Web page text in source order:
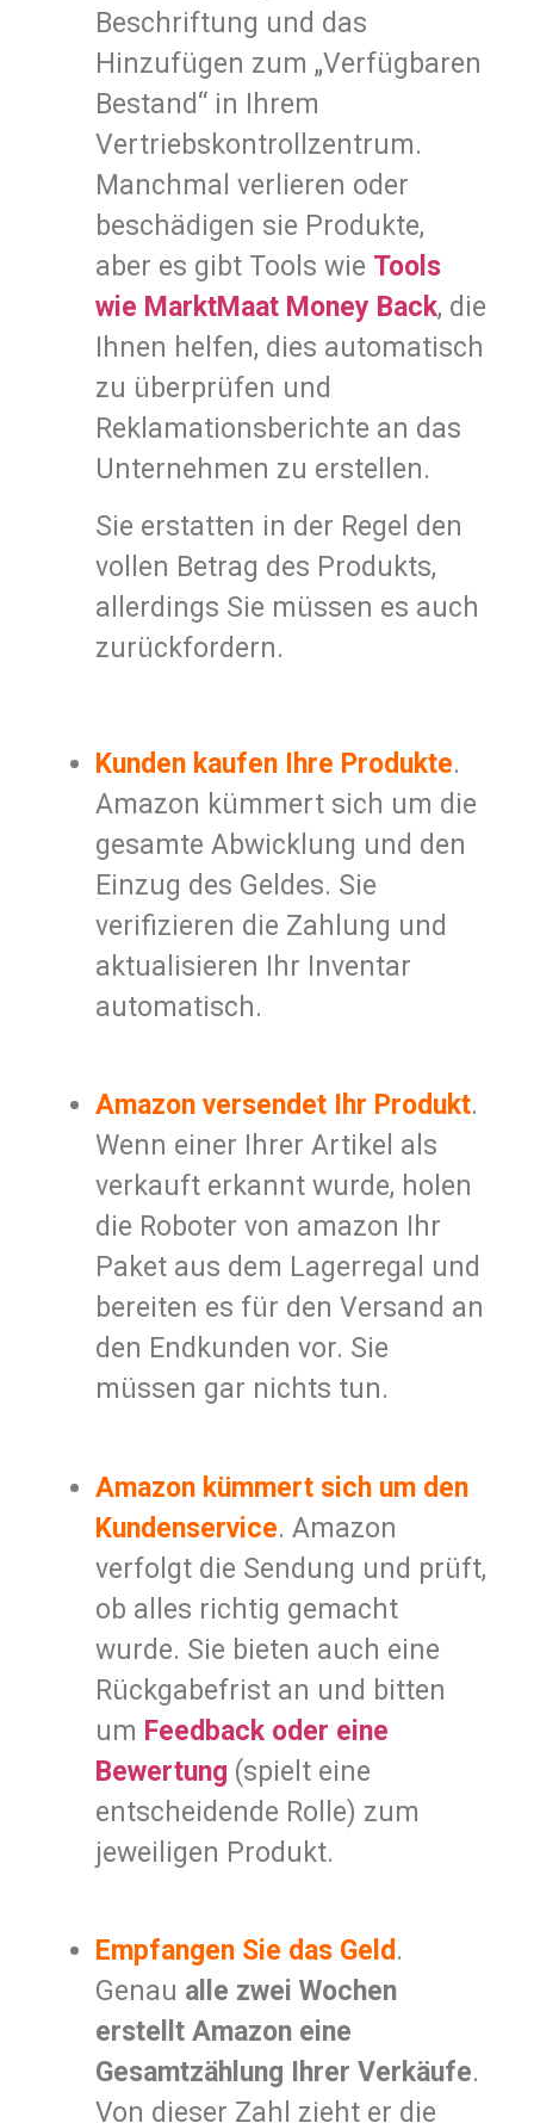
Beschriftung und das
Hinzufügen zum „Verfügbaren
Bestand“ in Ihrem
Vertriebskontrollzentrum.
Manchmal verlieren oder
beschädigen sie Produkte,
aber es gibt Tools wie Tools
wie MarktMaat Money Back, die
Ihnen helfen, dies automatisch
zu überprüfen und
Reklamationsberichte an das
Unternehmen zu erstellen.
Sie erstatten in der Regel den
vollen Betrag des Produkts,
allerdings Sie müssen es auch
zurückfordern.
Kunden kaufen Ihre Produkte.
Amazon kümmert sich um die
gesamte Abwicklung und den
Einzug des Geldes. Sie
verifizieren die Zahlung und
aktualisieren Ihr Inventar
automatisch.
Amazon versendet Ihr Produkt.
Wenn einer Ihrer Artikel als
verkauft erkannt wurde, holen
die Roboter von amazon Ihr
Paket aus dem Lagerregal und
bereiten es für den Versand an
den Endkunden vor. Sie
müssen gar nichts tun.
Amazon kümmert sich um den
Kundenservice. Amazon
verfolgt die Sendung und prüft,
ob alles richtig gemacht
wurde. Sie bieten auch eine
Rückgabefrist an und bitten
um Feedback oder eine
Bewertung (spielt eine
entscheidende Rolle) zum
jeweiligen Produkt.
Empfangen Sie das Geld .
Genau alle zwei Wochen
erstellt Amazon eine
Gesamtzählung Ihrer Verkäufe.
Von dieser Zahl zieht er die